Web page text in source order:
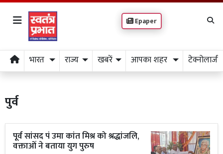
Epaper
भारत राज्य खबरें आपका शहर टेक्नोलाजी
पुर्व
पूर्व सांसद पं उमा कांत मिश्र को श्रद्धांजलि,
वक्ताओं ने बताया युग पुरुष